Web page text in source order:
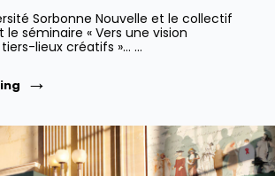
Sorbonne Nouvelle et le collectif
le séminaire « Vers une vision
lieux créatifs »… …
Séminaire
Vision
Alternative
Des